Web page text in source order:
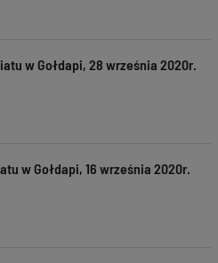
w Gołdapi, 28 września 2020r.
w Gołdapi, 16 września 2020r.